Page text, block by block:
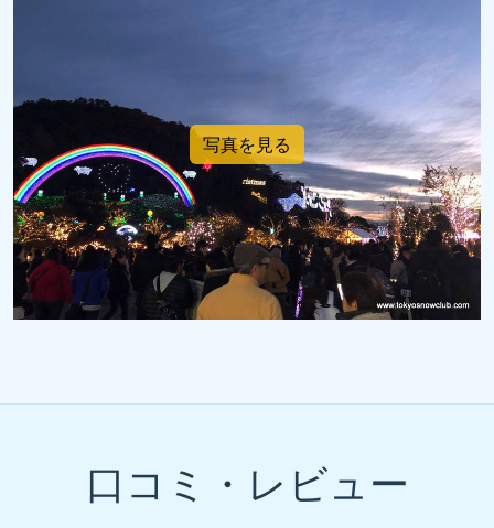
写真を見る
口コミ・レビュー